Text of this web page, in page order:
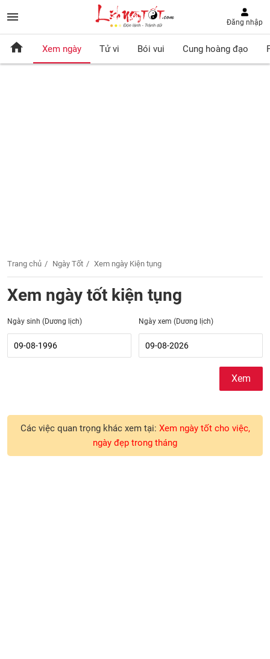
Đăng nhập
Xem ngày Tử vi Bói vui Cung hoàng đạo
Trang chủ Ngày Tốt Xem ngày Kiện tụng
Xem ngày tốt kiện tụng
Ngày sinh (Dương lịch) Ngày xem (Dương lịch)
Xem
Các việc quan trọng khác xem tại: Xem ngày tốt cho việc,
ngày đẹp trong tháng